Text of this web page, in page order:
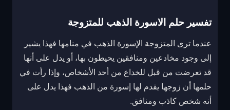
تفسير حلم الاسورة الذهب للمتزوجة
عندما ترى المتزوجة الإسورة الذهب في منامها فهذا يشير
إلى وجود مخادعين ومنافقين يحيطون بها، أو يدل على أنها
قد تعرضت من قبل للخداع من أحد الأشخاص، وإذا رأت في
حلمها أن زوجها يقدم لها إسورة من الذهب فهذا يدل على
أنه شخص كاذب ومنافق.